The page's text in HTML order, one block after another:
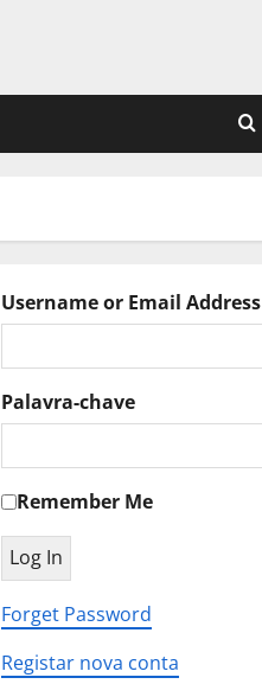
Username or Email Address
Palavra-chave
Remember Me
Forget Password
Registar nova conta